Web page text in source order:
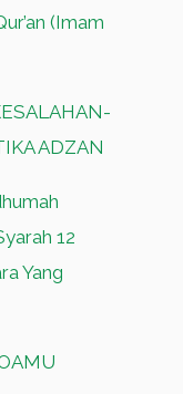
(Imam
ADZAN
12
Yang